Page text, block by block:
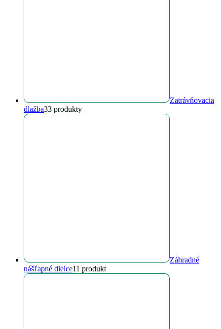
Zatrávňovacia
dlažba33 produkty
Záhradné
nášľapné dielce11 produkt